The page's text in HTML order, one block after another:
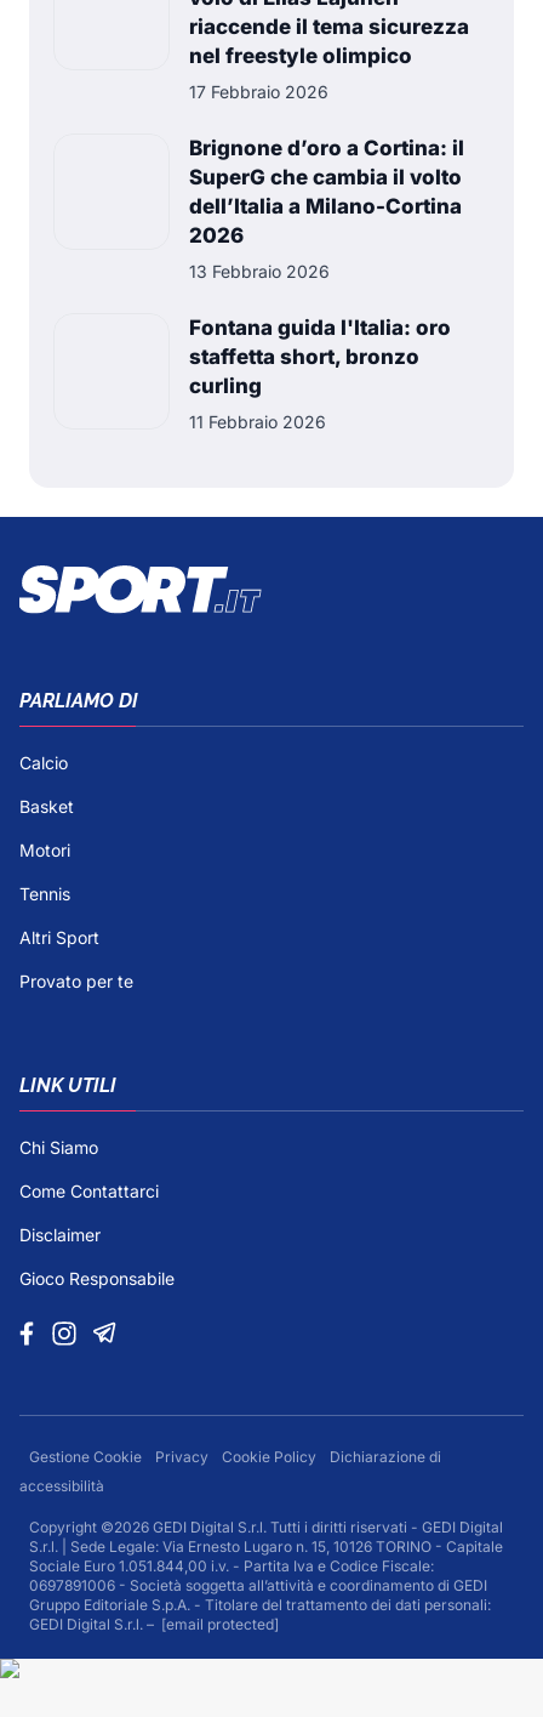
riaccende il tema sicurezza
nel freestyle olimpico
17 Febbraio 2026
Brignone d’oro a Cortina: il
SuperG che cambia il volto
dell’Italia a Milano-Cortina
2026
13 Febbraio 2026
Fontana guida l'Italia: oro
staffetta short, bronzo
curling
11 Febbraio 2026
PARLIAMO DI
Calcio
Basket
Motori
Tennis
Altri Sport
Provato per te
LINK UTILI
Chi Siamo
Come Contattarci
Disclaimer
Gioco Responsabile
Gestione Cookie Privacy Cookie Policy
Dichiarazione di
accessibilità
Copyright ©2026 GEDI Digital S.r.l. Tutti i diritti riservati - GEDI Digital
S.r.l. | Sede Legale: Via Ernesto Lugaro n. 15, 10126 TORINO - Capitale
Sociale Euro 1.051.844,00 i.v. - Partita Iva e Codice Fiscale:
0697891006 - Società soggetta all’attività e coordinamento di GEDI
Gruppo Editoriale S.p.A. - Titolare del trattamento dei dati personali:
GEDI Digital S.r.l. – [email protected]